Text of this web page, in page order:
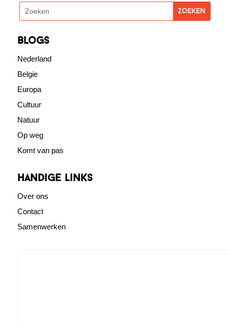
blogs
Nederland
Belgie
Europa
Cultuur
Natuur
Op weg
Komt van pas
Handige links
Over ons
Contact
Samenwerken